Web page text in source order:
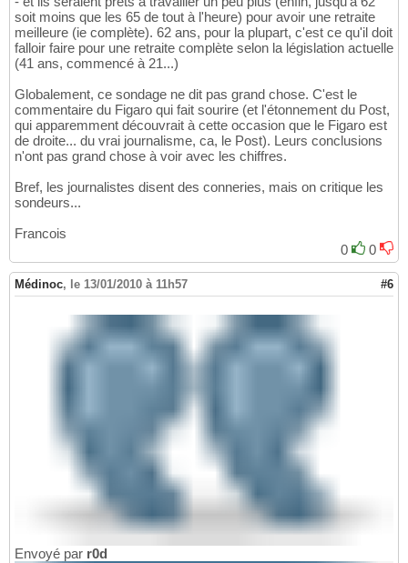
soit moins que les 65 de tout à l'heure) pour avoir une retraite
meilleure (ie complète). 62 ans, pour la plupart, c'est ce qu'il doit
falloir faire pour une retraite complète selon la législation actuelle
(41 ans, commencé à 21...)
Globalement, ce sondage ne dit pas grand chose. C'est le
commentaire du Figaro qui fait sourire (et l'étonnement du Post,
qui apparemment découvrait à cette occasion que le Figaro est
de droite... du vrai journalisme, ca, le Post). Leurs conclusions
n'ont pas grand chose à voir avec les chiffres.
Bref, les journalistes disent des conneries, mais on critique les
sondeurs...
Francois
0
0
Médinoc, le 13/01/2010 à 11h57 #6
Envoyé par r0d